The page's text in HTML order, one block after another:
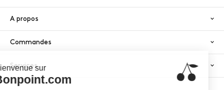
A propos
Commandes
Services